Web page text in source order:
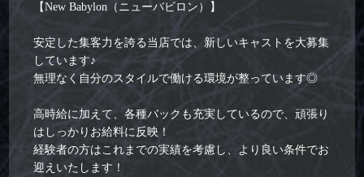
【New Babylon（ニューバビロン）】
安定した集客力を誇る当店では、新しいキャストを大募集
しています♪
無理なく自分のスタイルで働ける環境が整っています◎
高時給に加えて、各種バックも充実しているので、頑張り
はしっかりお給料に反映！
経験者の方はこれまでの実績を考慮し、より良い条件でお
迎えいたします！